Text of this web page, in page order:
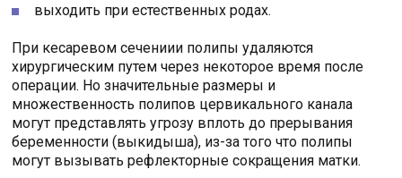
выходить при естественных родах.
При кесаревом сечениии полипы удаляются
хирургическим путем через некоторое время после
операции. Но значительные размеры и
множественность полипов цервикального канала
могут представлять угрозу вплоть до прерывания
беременности (выкидыша), из-за того что полипы
могут вызывать рефлекторные сокращения матки.